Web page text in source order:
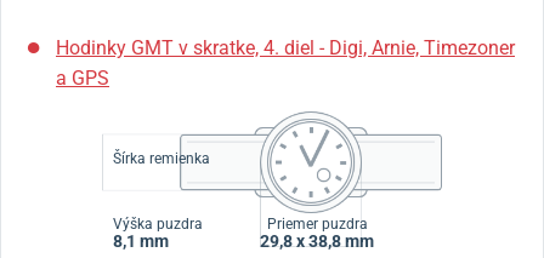
Hodinky GMT v skratke, 4. diel - Digi, Arnie, Timezoner
a GPS
Šírka remienka
Výška puzdra
8,1 mm
Priemer puzdra
29,8 x 38,8 mm